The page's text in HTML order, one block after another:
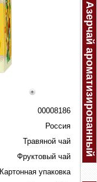
00008186
Россия
Травяной чай
Фруктовый чай
Картонная упаковка
Азерчай ароматизированный